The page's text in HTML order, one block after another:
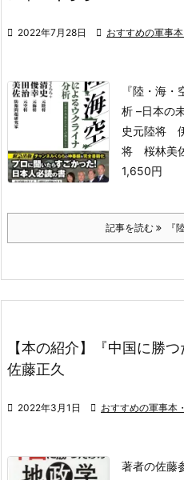
 2022年7月28日  おすすめの軍事
『陸・海
析 –日本の
史元陸将
将 桜林美
1,650円
記事を読む 『
【本の紹介】『中国に勝
佐藤正久
 2022年3月1日  おすすめの軍事本
著者の佐藤